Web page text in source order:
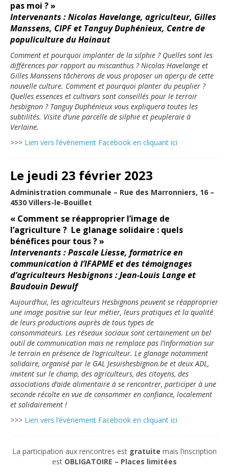
pas moi ? »
Intervenants : Nicolas Havelange, agriculteur, Gilles
Manssens, CIPF et Tanguy Duphénieux, Centre de
populiculture du Hainaut
Comment et pourquoi implanter de la silphie ? Quelles sont les
différences par rapport au miscanthus ? Nicolas Havelange et
Gilles Manssens tâcherons de vous proposer un aperçu de cette
nouvelle culture. Comment et pourquoi planter du peuplier ?
Quelles essences et cultivars sont conseillés pour le terroir
hesbignon ? Tanguy Duphénieux vous expliquera toutes les
subtilités. Visite d’une parcelle de silphie et peupleraie à
Verlaine.
>>> Lien vers l’événement Facebook en cliquant ici
Le jeudi 23 février 2023
Administration communale – Rue des Marronniers, 16 –
4530 Villers-le-Bouillet
« Comment se réapproprier l’image de
l’agriculture ? Le glanage solidaire : quels
bénéfices pour tous ? »
Intervenants : Pascale Liesse, formatrice en
communication à l’IFAPME et des témoignages
d’agriculteurs Hesbignons : Jean-Louis Lange et
Baudouin Dewulf
Aujourd’hui, les agriculteurs Hesbignons peuvent se réapproprier
une image positive sur leur métier, leurs pratiques et la qualité
de leurs productions auprès de tous types de
consommateurs. Les réseaux sociaux sont certainement un bel
outil de communication mais ne remplace pas l’information sur
le terrain en présence de l’agriculteur. Le glanage notamment
solidaire, organisé par le GAL Jesuishesbignon.be et deux ADL,
invitent sur le champ, des agriculteurs, des citoyens, des
associations d’aide alimentaire à se rencontrer, participer à une
seconde récolte en vue de consommer en confiance, localement
et solidairement !
>>> Lien vers l’événement Facebook en cliquant ici
La participation aux rencontres est gratuite mais l’inscription
est OBLIGATOIRE – Places limitées